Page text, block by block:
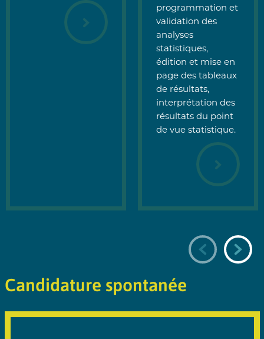
programmation et
validation des
analyses
statistiques,
édition et mise en
page des tableaux
de résultats,
interprétation des
résultats du point
de vue statistique.
Candidature spontanée